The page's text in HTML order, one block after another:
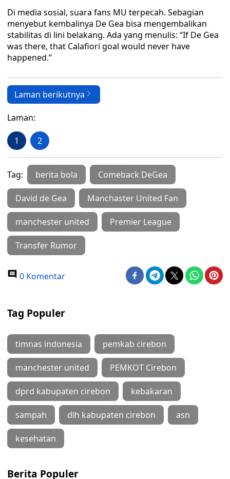
Di media sosial, suara fans MU terpecah. Sebagian
menyebut kembalinya De Gea bisa mengembalikan
stabilitas di lini belakang. Ada yang menulis: “If De Gea
was there, that Calafiori goal would never have
happened.”
Laman berikutnya
Laman:
1 2
Tag: berita bola Comeback DeGea
David de Gea Manchaster United Fan
manchester united Premier League
Transfer Rumor
0 Komentar
Tag Populer
timnas indonesia pemkab cirebon
manchester united PEMKOT Cirebon
dprd kabupaten cirebon kebakaran
sampah dlh kabupaten cirebon asn
kesehatan
Berita Populer